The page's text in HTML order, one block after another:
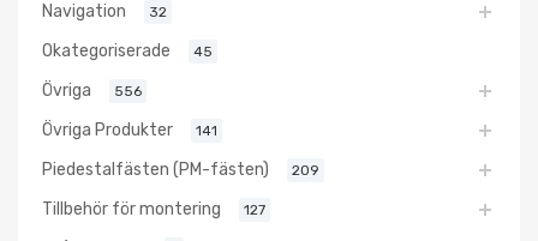
Navigation 32
Okategoriserade 45
Övriga 556
Övriga Produkter 141
Piedestalfästen (PM-fästen) 209
Tillbehör för montering 127